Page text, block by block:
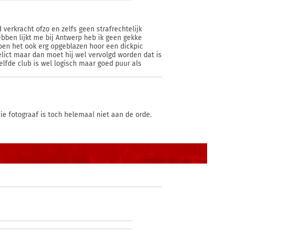
ofzo en zelfs geen strafrechtelijk
lijkt me bij Antwerp heb ik geen gekke
het ook erg opgeblazen hoor een dickpic
maar dan moet hij wel vervolgd worden dat is
club is wel logisch maar goed puur als
fotograaf is toch helemaal niet aan de orde.